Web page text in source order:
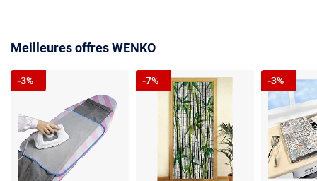
Meilleures offres WENKO
-3% -7% -3%